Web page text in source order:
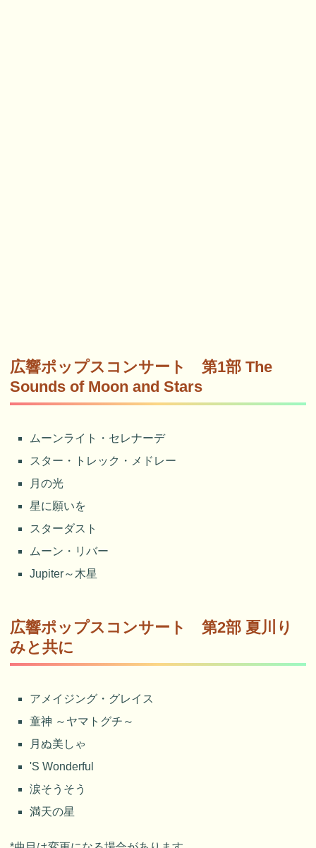
広響ポップスコンサート 第1部 The
Sounds of Moon and Stars
ムーンライト・セレナーデ
スター・トレック・メドレー
月の光
星に願いを
スターダスト
ムーン・リバー
Jupiter～木星
広響ポップスコンサート 第2部 夏川り
みと共に
アメイジング・グレイス
童神 ～ヤマトグチ～
月ぬ美しゃ
'S Wonderful
涙そうそう
満天の星